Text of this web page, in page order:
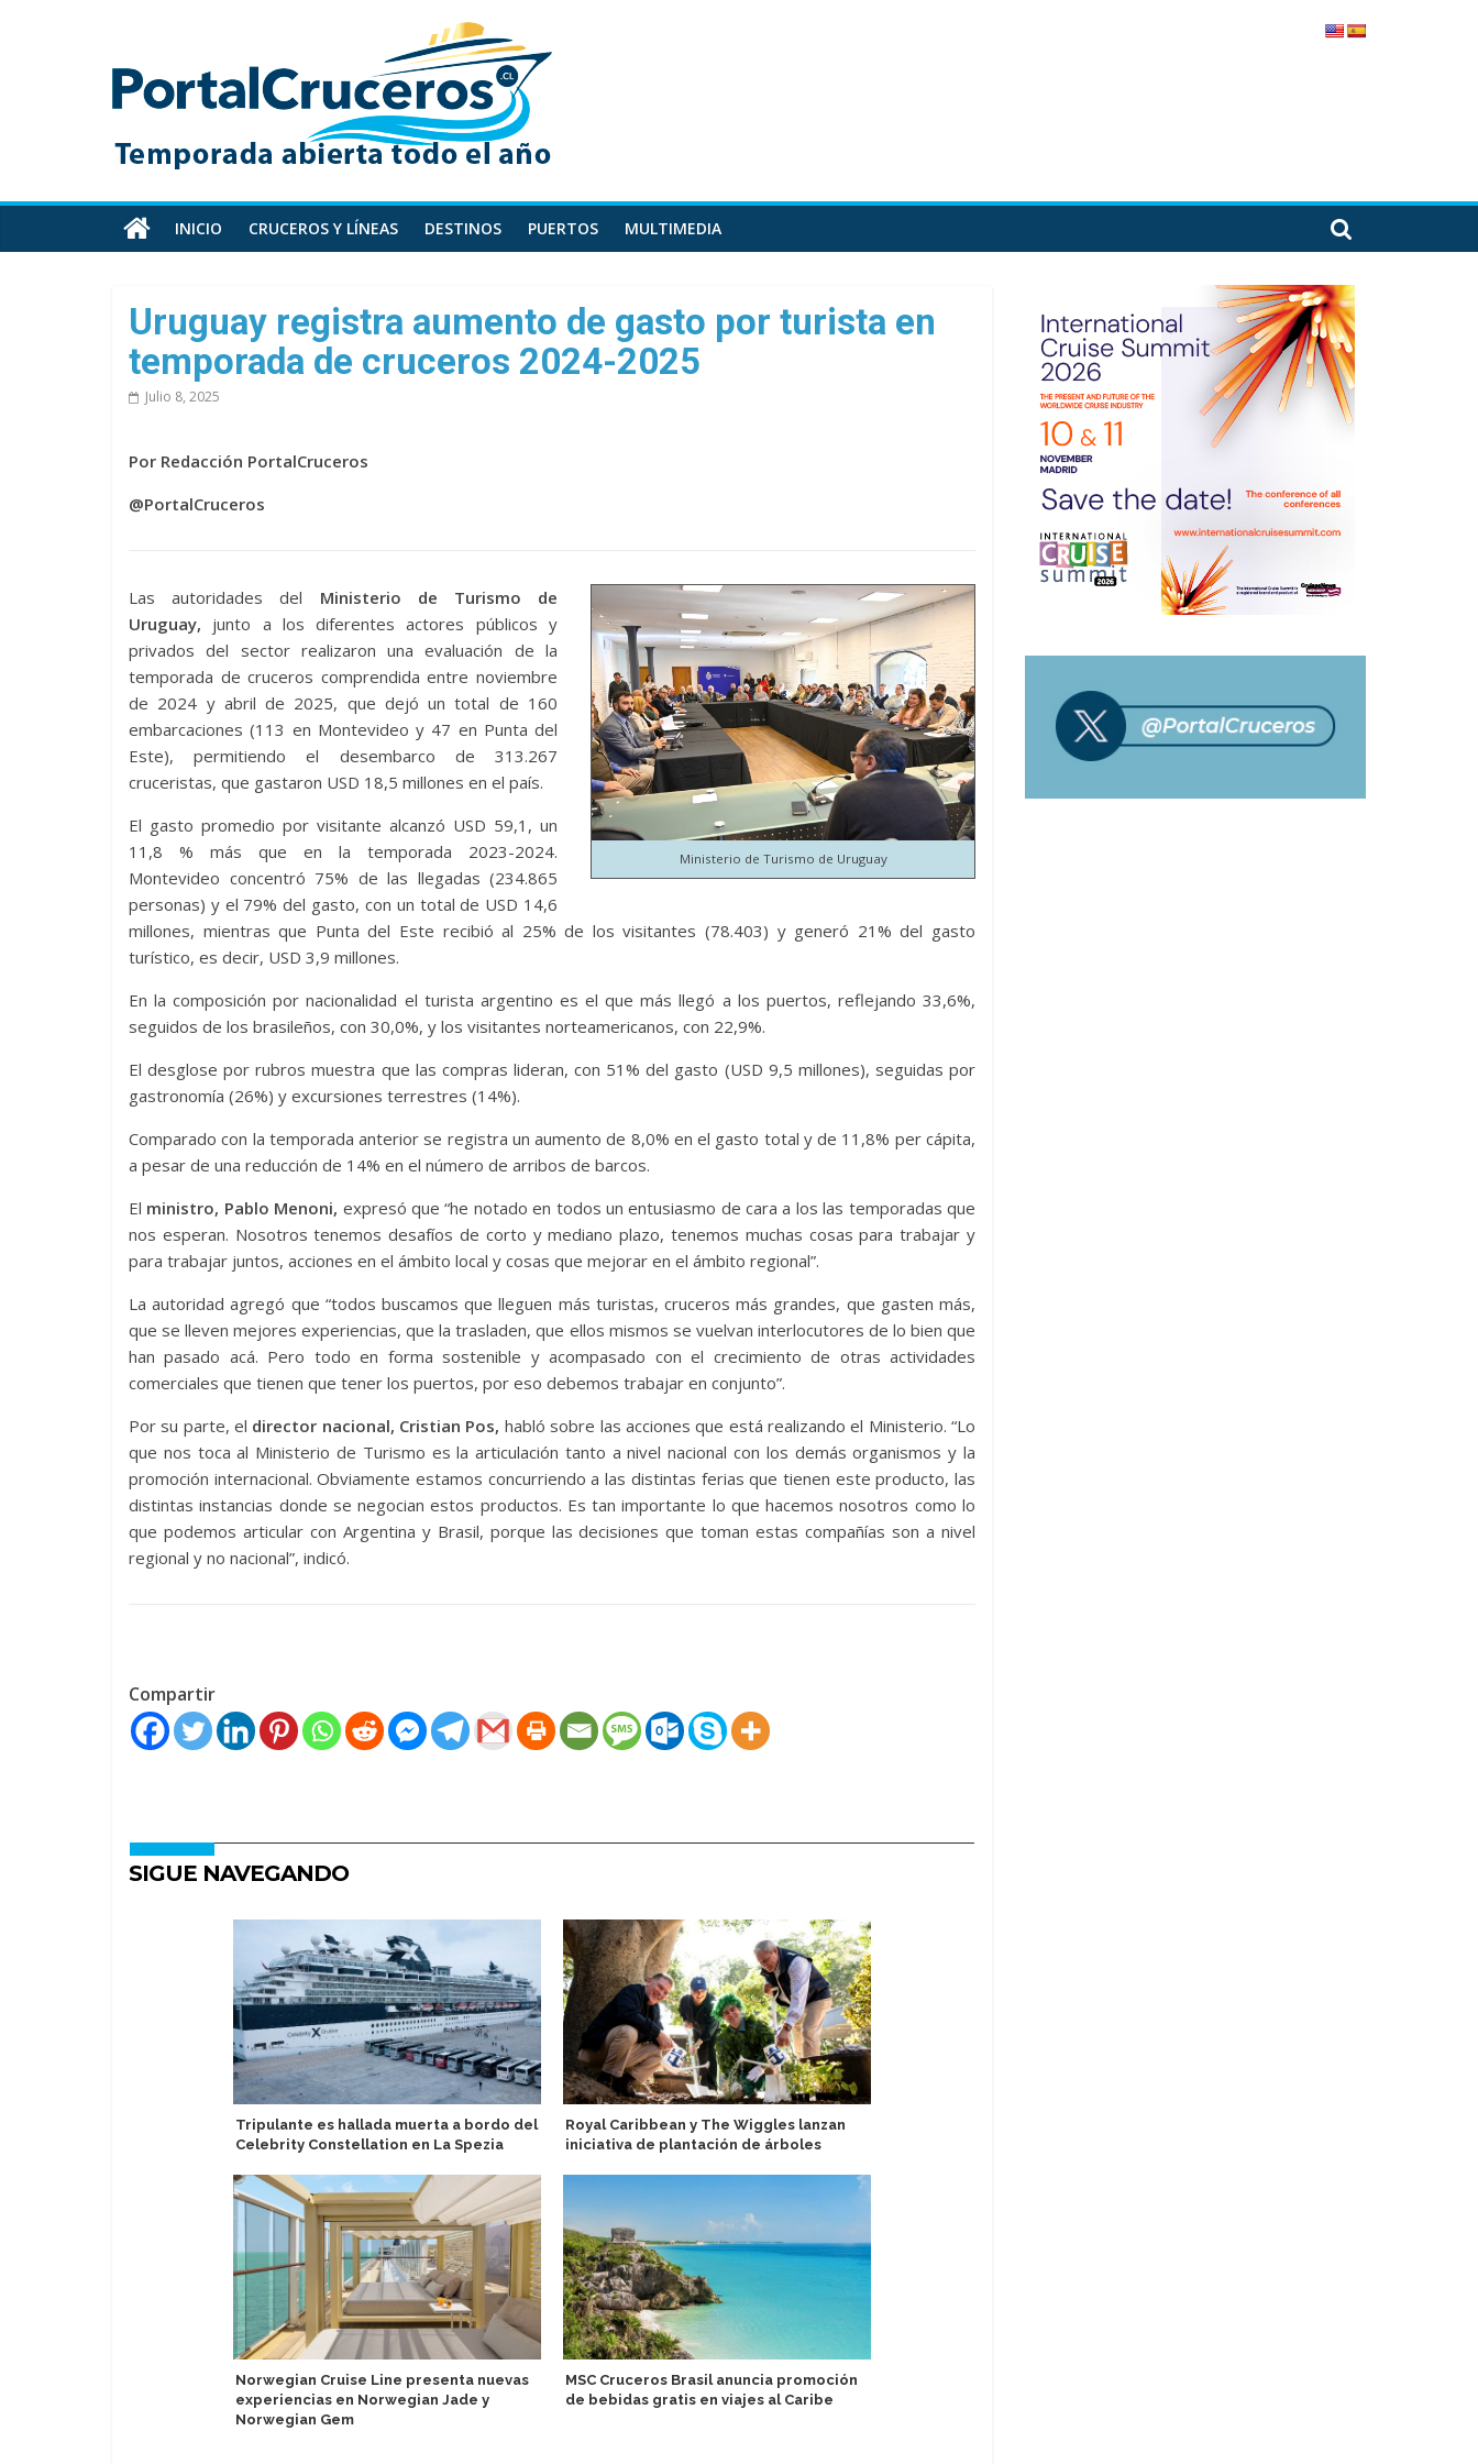
PortalCruceros
Toda
información
cruceros
en
un
sitio
INICIO CRUCEROS Y LÍNEAS DESTINOS PUERTOS MULTIMEDIA
Uruguay registra aumento de gasto por turista en
temporada de cruceros 2024-2025
Julio 8, 2025
Por Redacción PortalCruceros
@PortalCruceros
Ministerio de Turismo de Uruguay
Las autoridades del Ministerio de Turismo de
Uruguay, junto a los diferentes actores públicos y
privados del sector realizaron una evaluación de la
temporada de cruceros comprendida entre noviembre
de 2024 y abril de 2025, que dejó un total de 160
embarcaciones (113 en Montevideo y 47 en Punta del
Este), permitiendo el desembarco de 313.267
cruceristas, que gastaron USD 18,5 millones en el país.
El gasto promedio por visitante alcanzó USD 59,1, un
11,8 % más que en la temporada 2023-2024.
Montevideo concentró 75% de las llegadas (234.865
personas) y el 79% del gasto, con un total de USD 14,6
millones, mientras que Punta del Este recibió al 25% de los visitantes (78.403) y generó 21% del gasto
turístico, es decir, USD 3,9 millones.
En la composición por nacionalidad el turista argentino es el que más llegó a los puertos, reflejando 33,6%,
seguidos de los brasileños, con 30,0%, y los visitantes norteamericanos, con 22,9%.
El desglose por rubros muestra que las compras lideran, con 51% del gasto (USD 9,5 millones), seguidas por
gastronomía (26%) y excursiones terrestres (14%).
Comparado con la temporada anterior se registra un aumento de 8,0% en el gasto total y de 11,8% per cápita,
a pesar de una reducción de 14% en el número de arribos de barcos.
El ministro, Pablo Menoni, expresó que “he notado en todos un entusiasmo de cara a los las temporadas que
nos esperan. Nosotros tenemos desafíos de corto y mediano plazo, tenemos muchas cosas para trabajar y
para trabajar juntos, acciones en el ámbito local y cosas que mejorar en el ámbito regional”.
La autoridad agregó que “todos buscamos que lleguen más turistas, cruceros más grandes, que gasten más,
que se lleven mejores experiencias, que la trasladen, que ellos mismos se vuelvan interlocutores de lo bien que
han pasado acá. Pero todo en forma sostenible y acompasado con el crecimiento de otras actividades
comerciales que tienen que tener los puertos, por eso debemos trabajar en conjunto”.
Por su parte, el director nacional, Cristian Pos, habló sobre las acciones que está realizando el Ministerio. “Lo
que nos toca al Ministerio de Turismo es la articulación tanto a nivel nacional con los demás organismos y la
promoción internacional. Obviamente estamos concurriendo a las distintas ferias que tienen este producto, las
distintas instancias donde se negocian estos productos. Es tan importante lo que hacemos nosotros como lo
que podemos articular con Argentina y Brasil, porque las decisiones que toman estas compañías son a nivel
regional y no nacional”, indicó.
Compartir
SIGUE NAVEGANDO
Tripulante es hallada muerta a bordo del
Celebrity Constellation en La Spezia
Norwegian Cruise Line presenta nuevas
experiencias en Norwegian Jade y
Norwegian Gem
Royal Caribbean y The Wiggles lanzan
iniciativa de plantación de árboles
MSC Cruceros Brasil anuncia promoción
de bebidas gratis en viajes al Caribe